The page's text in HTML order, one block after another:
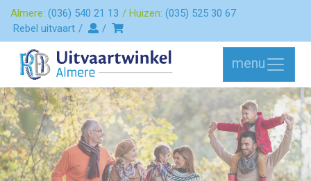
Almere: (036) 540 21 13 Huizen: (035) 525 30 67
Rebel uitvaart
menu